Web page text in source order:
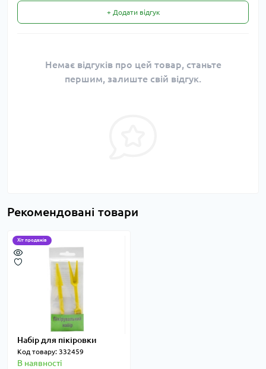
+ Додати відгук
Немає відгуків про цей товар, станьте
першим, залиште свій відгук.
Рекомендовані товари
Хіт продажів
Набір для пікіровки
Код товару: 332459
В наявності